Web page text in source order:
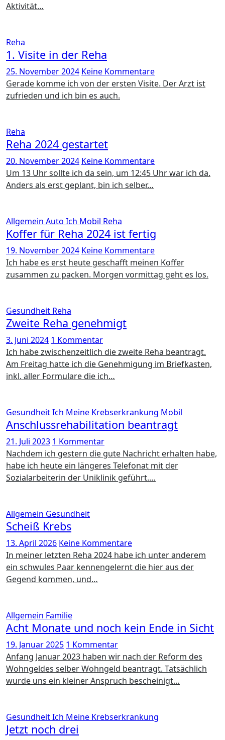
Aktivität…
Reha
1. Visite in der Reha
25. November 2024 Keine Kommentare
Gerade komme ich von der ersten Visite. Der Arzt ist
zufrieden und ich bin es auch.
Reha
Reha 2024 gestartet
20. November 2024 Keine Kommentare
Um 13 Uhr sollte ich da sein, um 12:45 Uhr war ich da.
Anders als erst geplant, bin ich selber…
Allgemein Auto Ich Mobil Reha
Koffer für Reha 2024 ist fertig
19. November 2024 Keine Kommentare
Ich habe es erst heute geschafft meinen Koffer
zusammen zu packen. Morgen vormittag geht es los.
Gesundheit Reha
Zweite Reha genehmigt
3. Juni 2024 1 Kommentar
Ich habe zwischenzeitlich die zweite Reha beantragt.
Am Freitag hatte ich die Genehmigung im Briefkasten,
inkl. aller Formulare die ich…
GesundheitIch Meine Krebserkrankung Mobil
Anschlussrehabilitation beantragt
21. Juli 2023 1 Kommentar
Nachdem ich gestern die gute Nachricht erhalten habe,
habe ich heute ein längeres Telefonat mit der
Sozialarbeiterin der Uniklinik geführt.…
Allgemein Gesundheit
Scheiß Krebs
13. April 2026 Keine Kommentare
In meiner letzten Reha 2024 habe ich unter anderem
ein schwules Paar kennengelernt die hier aus der
Gegend kommen, und…
Allgemein Familie
Acht Monate und noch kein Ende in Sicht
19. Januar 2025 1 Kommentar
Anfang Januar 2023 haben wir nach der Reform des
Wohngeldes selber Wohngeld beantragt. Tatsächlich
wurde uns ein kleiner Anspruch bescheinigt…
GesundheitIch Meine Krebserkrankung
Jetzt noch drei